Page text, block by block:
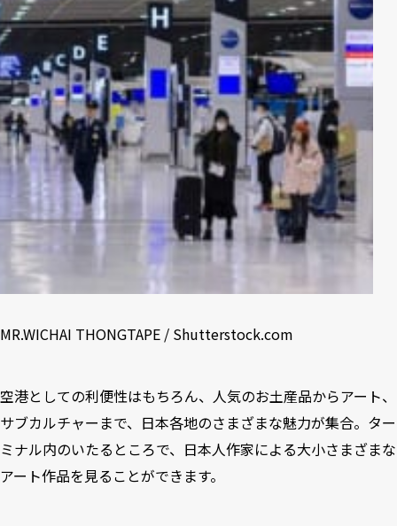
MR.WICHAI THONGTAPE / Shutterstock.com
空港としての利便性はもちろん、人気のお土産品からアート、
サブカルチャーまで、日本各地のさまざまな魅力が集合。ター
ミナル内のいたるところで、日本人作家による大小さまざまな
アート作品を見ることができます。